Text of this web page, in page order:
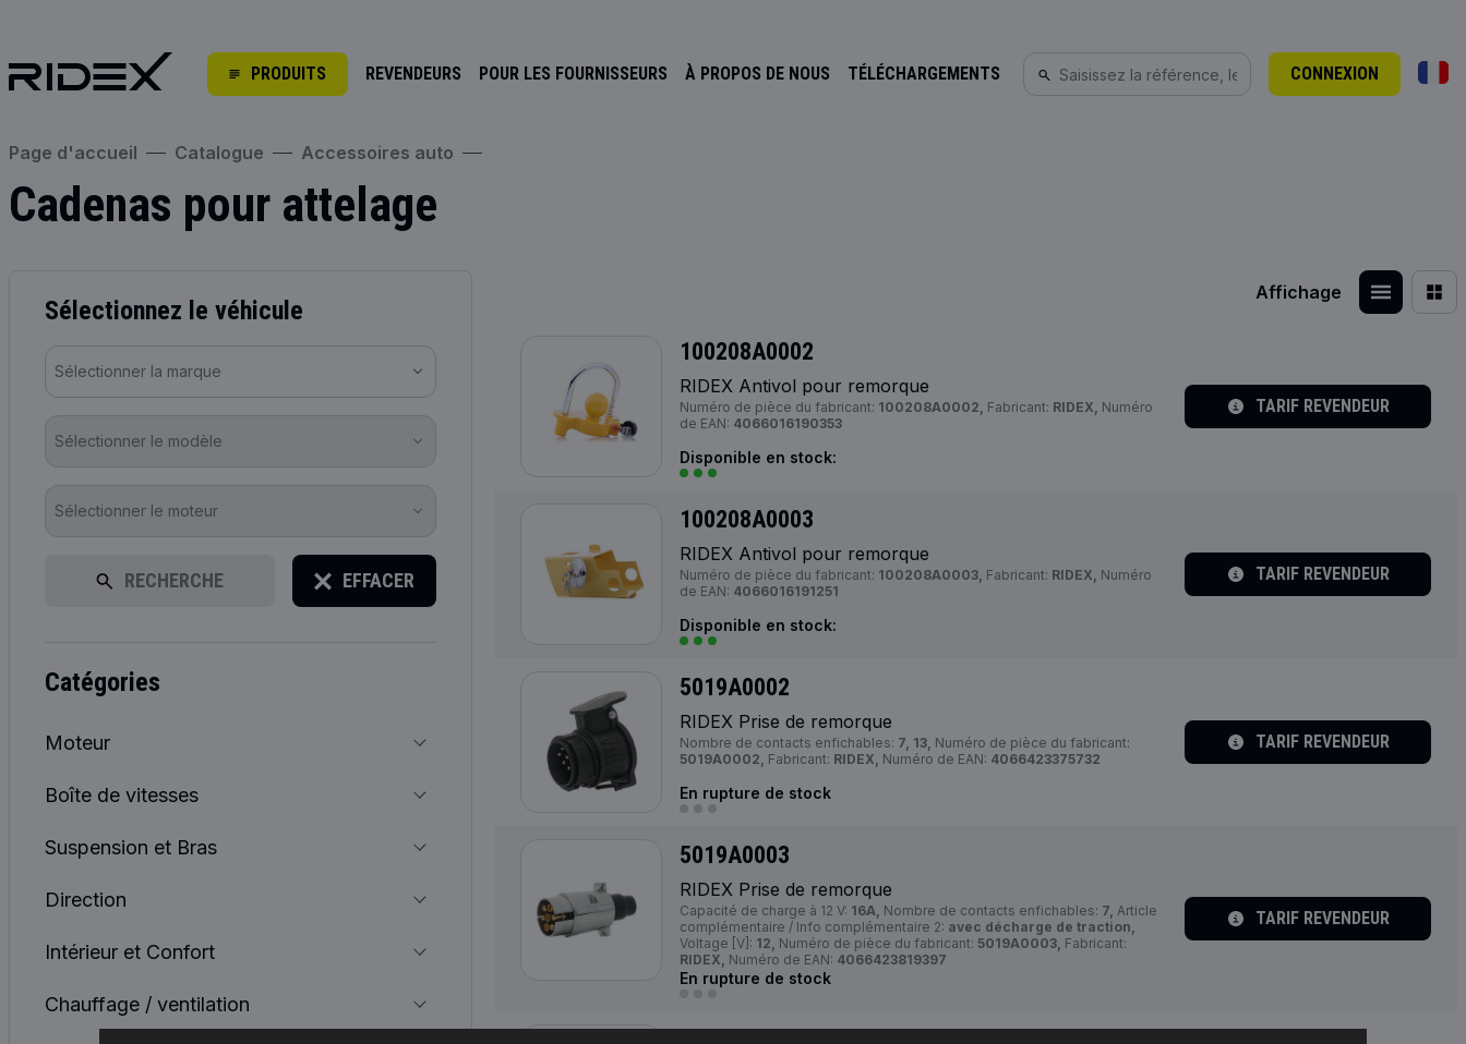
PRODUITS REVENDEURS POUR LES FOURNISSEURS À PROPOS DE NOUS TÉLÉCHARGEMENTS CONNEXION
Page d'accueil Catalogue Accessoires auto
Cadenas pour attelage
Sélectionnez le véhicule
Sélectionner la marque
Sélectionner le modèle
Sélectionner le moteur
RECHERCHE EFFACER
catégories
Moteur
Boîte de vitesses
Suspension et Bras
Direction
Intérieur et Confort
Chauffage / ventilation
Affichage
100208A0002
RIDEX Antivol pour remorque
Numéro de pièce du fabricant: 100208A0002, Fabricant: RIDEX, Numéro
de EAN: 4066016190353
Disponible en stock:
TARIF REVENDEUR
100208A0003
RIDEX Antivol pour remorque
Numéro de pièce du fabricant: 100208A0003, Fabricant: RIDEX, Numéro
de EAN: 4066016191251
Disponible en stock:
TARIF REVENDEUR
5019A0002
RIDEX Prise de remorque
Nombre de contacts enfichables: 7, 13, Numéro de pièce du fabricant:
5019A0002, Fabricant: RIDEX, Numéro de EAN: 4066423375732
En rupture de stock
TARIF REVENDEUR
5019A0003
RIDEX Prise de remorque
Capacité de charge à 12 V: 16A, Nombre de contacts enfichables: 7, Article
complémentaire / Info complémentaire 2: avec décharge de traction,
Voltage [V]: 12, Numéro de pièce du fabricant: 5019A0003, Fabricant:
RIDEX, Numéro de EAN: 4066423819397
En rupture de stock
TARIF REVENDEUR